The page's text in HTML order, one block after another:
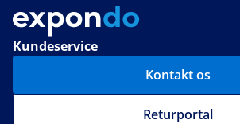
Kundeservice
Kontakt os
Returportal